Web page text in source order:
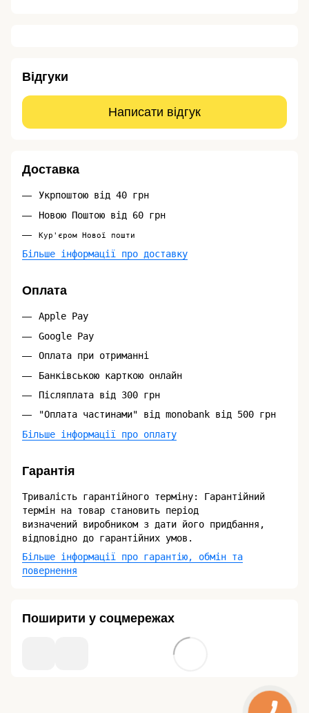
Відгуки
Написати відгук
Доставка
Укрпоштою від 40 грн
Новою Поштою від 60 грн
Кур'єром Нової пошти
Більше інформації про доставку
Оплата
Apple Pay
Google Pay
Оплата при отриманні
Банківською карткою онлайн
Післяплата від 300 грн
"Оплата частинами" від monobank від 500 грн
Більше інформації про оплату
Гарантія
Тривалість гарантійного терміну: Гарантійний
термін на товар становить період
визначений виробником з дати його придбання,
відповідно до гарантійних умов.
Більше інформації про гарантію, обмін та
повернення
Поширити у соцмережах